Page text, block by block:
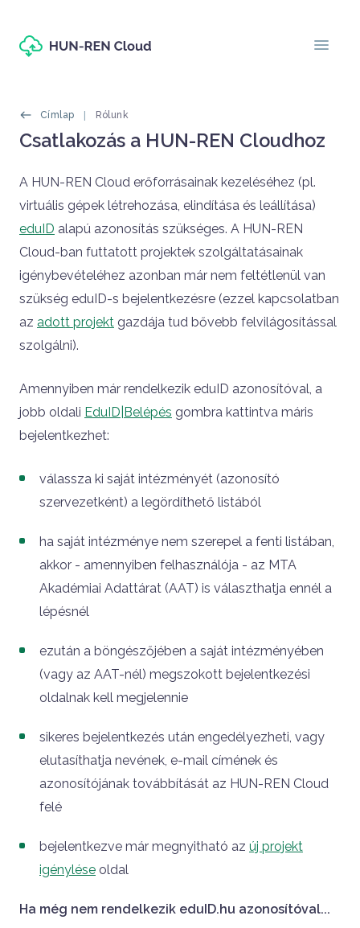
menu
Morzsák
Címlap Rólunk
Oldal címe
Csatlakozás a HUN-REN Cloudhoz
Címlapos tartalom
A HUN-REN Cloud erőforrásainak kezeléséhez (pl.
virtuális gépek létrehozása, elindítása és leállítása)
eduID alapú azonosítás szükséges. A HUN-REN
Cloud-ban futtatott projektek szolgáltatásainak
igénybevételéhez azonban már nem feltétlenül van
szükség eduID-s bejelentkezésre (ezzel kapcsolatban
az adott projekt gazdája tud bővebb felvilágosítással
szolgálni).
Amennyiben már rendelkezik eduID azonosítóval, a
jobb oldali EduID|Belépés gombra kattintva máris
bejelentkezhet:
válassza ki saját intézményét (azonosító
szervezetként) a legördíthető listából
ha saját intézménye nem szerepel a fenti listában,
akkor - amennyiben felhasználója - az MTA
Akadémiai Adattárat (AAT) is választhatja ennél a
lépésnél
ezután a böngészőjében a saját intézményében
(vagy az AAT-nél) megszokott bejelentkezési
oldalnak kell megjelennie
sikeres bejelentkezés után engedélyezheti, vagy
elutasíthatja nevének, e-mail címének és
azonosítójának továbbítását az HUN-REN Cloud
felé
bejelentkezve már megnyitható az új projekt
igénylése oldal
Ha még nem rendelkezik eduID.hu azonosítóval...